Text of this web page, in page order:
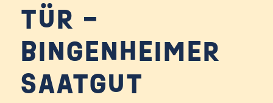
TÜR –
BINGENHEIMER
SAATGUT